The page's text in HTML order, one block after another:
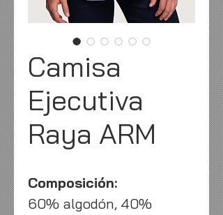
Camisa
Ejecutiva
Raya ARM
Composición:
60% algodón, 40%